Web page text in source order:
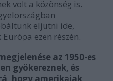
volt a közönség is.
eljutni ide,
ezen részén.
az 1950-es
gyökereznek, és
hogy amerikaiak